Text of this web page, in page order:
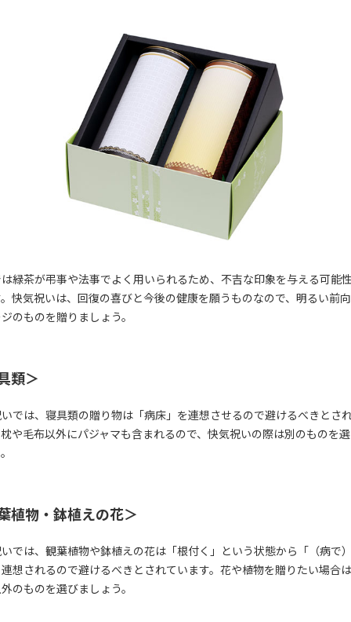
緑茶が弔事や法事でよく用いられるため、不吉な印象を与える可能
快気祝いは、回復の喜びと今後の健康を願うものなので、明るい前
のものを贈りましょう。
類＞
では、寝具類の贈り物は「病床」を連想させるので避けるべきとさ
や毛布以外にパジャマも含まれるので、快気祝いの際は別のものを
植物・鉢植えの花＞
では、観葉植物や鉢植えの花は「根付く」という状態から「（病で
想されるので避けるべきとされています。花や植物を贈りたい場合
のものを選びましょう。